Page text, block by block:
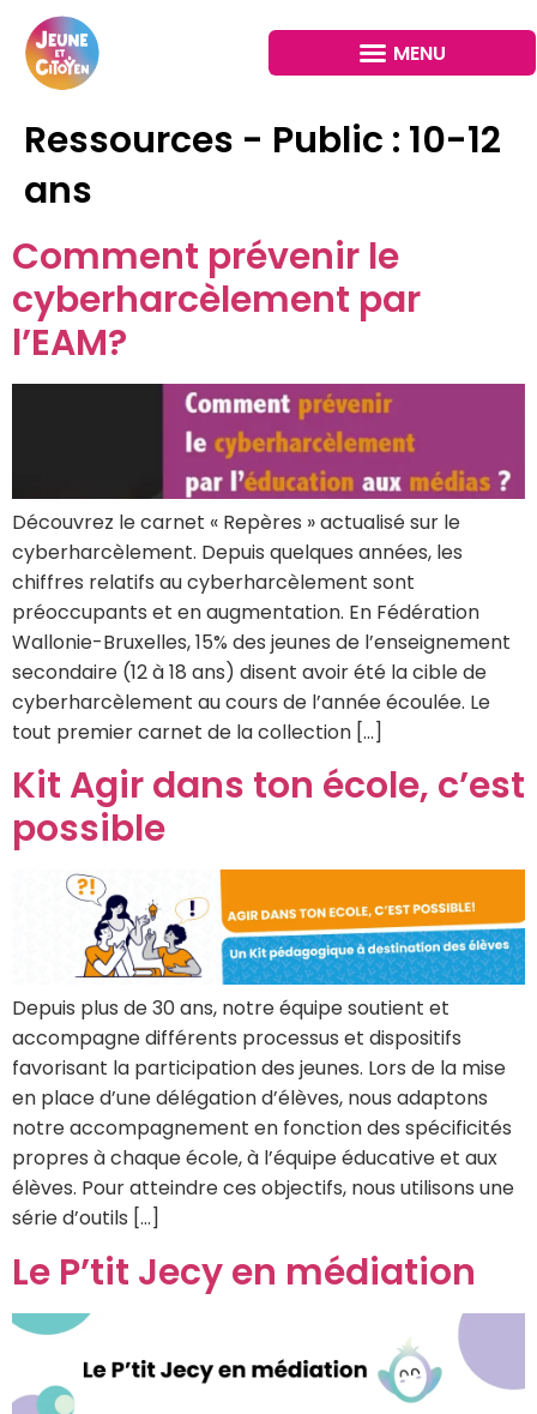
Ressources - Public : 10-12
ans
Comment prévenir le
cyberharcèlement par
l’EAM?
Découvrez le carnet « Repères » actualisé sur le
cyberharcèlement. Depuis quelques années, les
chiffres relatifs au cyberharcèlement sont
préoccupants et en augmentation. En Fédération
Wallonie-Bruxelles, 15% des jeunes de l’enseignement
secondaire (12 à 18 ans) disent avoir été la cible de
cyberharcèlement au cours de l’année écoulée. Le
tout premier carnet de la collection […]
Kit Agir dans ton école, c’est
possible
Depuis plus de 30 ans, notre équipe soutient et
accompagne différents processus et dispositifs
favorisant la participation des jeunes. Lors de la mise
en place d’une délégation d’élèves, nous adaptons
notre accompagnement en fonction des spécificités
propres à chaque école, à l’équipe éducative et aux
élèves. Pour atteindre ces objectifs, nous utilisons une
série d’outils […]
Le P’tit Jecy en médiation